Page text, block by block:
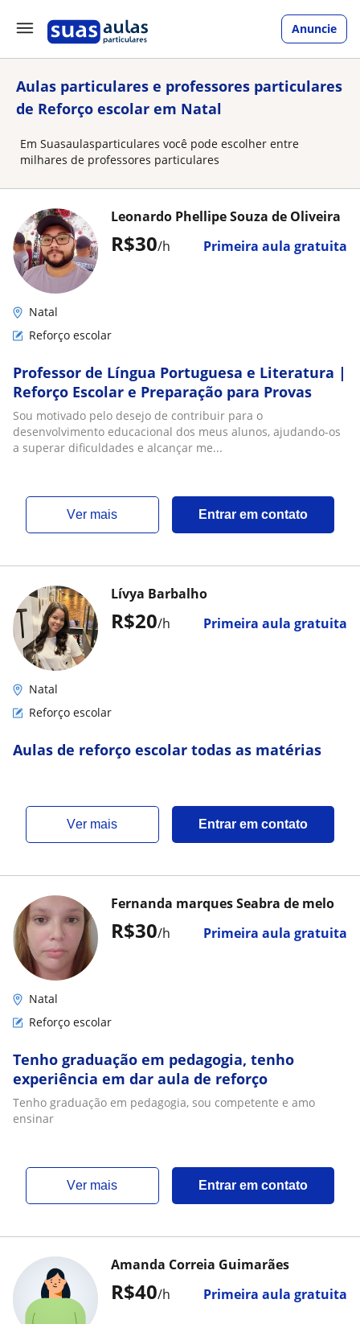
Anuncie
Aulas particulares e professores particulares
de Reforço escolar em Natal
Em Suasaulasparticulares você pode escolher entre
milhares de professores particulares
R$30/h Primeira aula gratuita
Leonardo Phellipe Souza de Oliveira
Natal
Reforço escolar
Professor de Língua Portuguesa e Literatura |
Reforço Escolar e Preparação para Provas
Sou motivado pelo desejo de contribuir para o
desenvolvimento educacional dos meus alunos, ajudando-os
a superar dificuldades e alcançar me...
ver mais Entrar em contato
R$20/h Primeira aula gratuita
Lívya Barbalho
Natal
Reforço escolar
Aulas de reforço escolar todas as matérias
ver mais Entrar em contato
R$30/h Primeira aula gratuita
Fernanda marques Seabra de melo
Natal
Reforço escolar
Tenho graduação em pedagogia, tenho
experiência em dar aula de reforço
Tenho graduação em pedagogia, sou competente e amo
ensinar
ver mais Entrar em contato
R$40/h Primeira aula gratuita
Amanda Correia Guimarães